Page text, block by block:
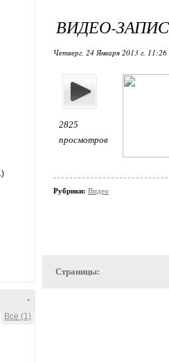
-
Все (1)
ВИДЕО-
Четверг, 24 Января 2013 г. 11:26
2825
просмотров
Рубрики: Видео
Страницы: